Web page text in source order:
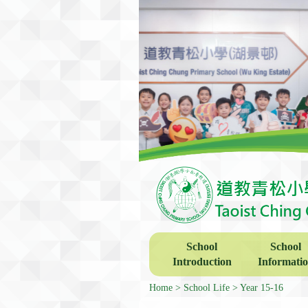
School
Introduction
School
Home School Life Year 15-16